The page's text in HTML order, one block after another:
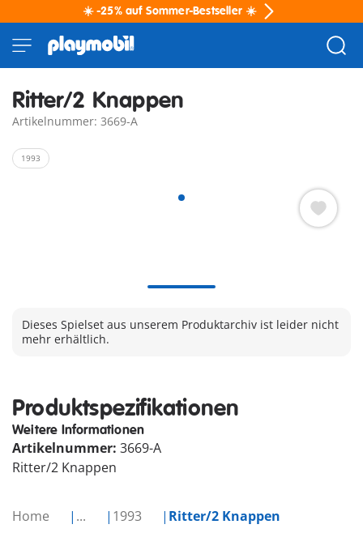
☀️ -25% auf Sommer-Bestseller ☀️
Home ... 1993 Ritter/2 Knappen
Ritter/2 Knappen
Artikelnummer: 3669-A
1993
Dieses Spielset aus unserem Produktarchiv ist leider nicht
mehr erhältlich.
Produktspezifikationen
Weitere Informationen
Artikelnummer: 3669-A
Ritter/2 Knappen